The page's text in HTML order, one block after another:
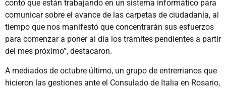
contó que están trabajando en un sistema informático para
comunicar sobre el avance de las carpetas de ciudadanía, al
tiempo que nos manifestó que concentrarán sus esfuerzos
para comenzar a poner al día los trámites pendientes a partir
del mes próximo”, destacaron.
A mediados de octubre último, un grupo de entrerrianos que
hicieron las gestiones ante el Consulado de Italia en Rosario,